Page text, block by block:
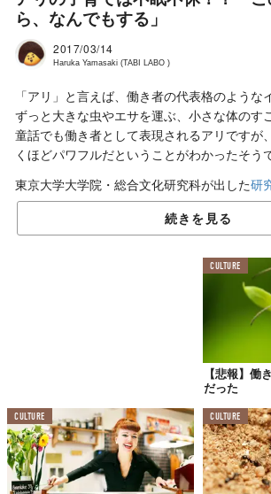
ら、なんでもする」
2017/03/14
Haruka Yamasaki (TABI LABO )
「アリ」と言えば、働き者の代表格のような
ずっと大きな虫やエサを運ぶ、小さな体のす
童話でも働き者として表現されるアリですが
くほどパワフルだということがわかったそう
東京大学大学院・総合文化研究科が出した研
い子どものためならば、24時間休むこともな
いうことが明らかになったのだとか。
なんとか交代でお世話できないものか…、と
そくその内容を簡単に紹介しましょう。
子どもの前でだけ発揮さ
続きを見る
CULTURE
【悲報】働
だった
CULTURE CULTURE